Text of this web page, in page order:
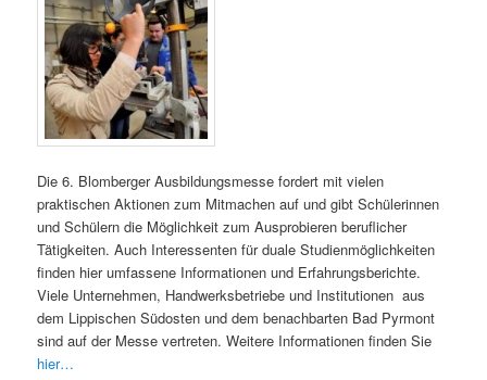
Die 6. Blomberger Ausbildungsmesse fordert mit vielen
praktischen Aktionen zum Mitmachen auf und gibt Schülerinnen
und Schülern die Möglichkeit zum Ausprobieren beruflicher
Tätigkeiten. Auch Interessenten für duale Studienmöglichkeiten
finden hier umfassene Informationen und Erfahrungsberichte.
Viele Unternehmen, Handwerksbetriebe und Institutionen aus
dem Lippischen Südosten und dem benachbarten Bad Pyrmont
sind auf der Messe vertreten. Weitere Informationen finden Sie
hier…